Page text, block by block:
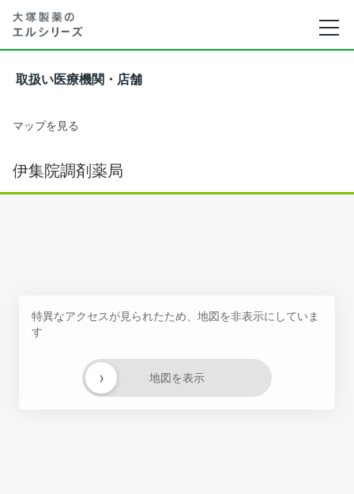
取扱い医療機関・店舗
マップを見る
伊集院調剤薬局
特異なアクセスが見られたため、地図を非表示にしていま
す
地図を表示
›